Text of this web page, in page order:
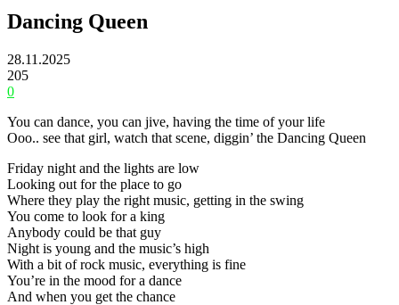
Dancing Queen
28.11.2025
205
0
You can dance, you can jive, having the time of your life
Ooo.. see that girl, watch that scene, diggin’ the Dancing Queen
Friday night and the lights are low
Looking out for the place to go
Where they play the right music, getting in the swing
You come to look for a king
Anybody could be that guy
Night is young and the music’s high
With a bit of rock music, everything is fine
You’re in the mood for a dance
And when you get the chance